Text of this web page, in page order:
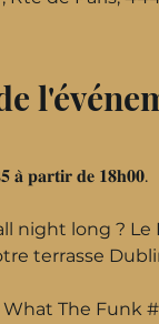
𝐚̀ 𝐩𝐚𝐫𝐭𝐢𝐫 𝐝𝐞 𝟏𝟖𝐡𝟎𝟎.
night long ?
terrasse
The Funk